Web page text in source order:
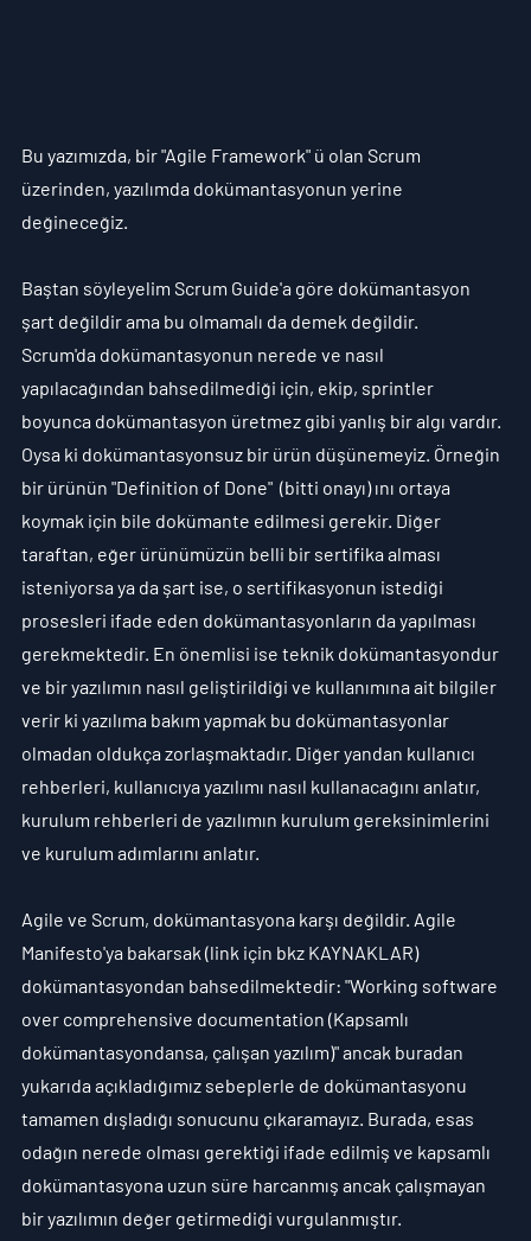
Bu yazımızda, bir "Agile Framework" ü olan Scrum
üzerinden, yazılımda dokümantasyonun yerine
değineceğiz.
Baştan söyleyelim Scrum Guide'a göre dokümantasyon
şart değildir ama bu olmamalı da demek değildir.
Scrum'da dokümantasyonun nerede ve nasıl
yapılacağından bahsedilmediği için, ekip, sprintler
boyunca dokümantasyon üretmez gibi yanlış bir algı vardır.
Oysa ki dokümantasyonsuz bir ürün düşünemeyiz. Örneğin
bir ürünün "Definition of Done"  (bitti onayı) ını ortaya
koymak için bile dokümante edilmesi gerekir. Diğer
taraftan, eğer ürünümüzün belli bir sertifika alması
isteniyorsa ya da şart ise, o sertifikasyonun istediği
prosesleri ifade eden dokümantasyonların da yapılması
gerekmektedir. En önemlisi ise teknik dokümantasyondur
ve bir yazılımın nasıl geliştirildiği ve kullanımına ait bilgiler
verir ki yazılıma bakım yapmak bu dokümantasyonlar
olmadan oldukça zorlaşmaktadır. Diğer yandan kullanıcı
rehberleri, kullanıcıya yazılımı nasıl kullanacağını anlatır,
kurulum rehberleri de yazılımın kurulum gereksinimlerini
ve kurulum adımlarını anlatır.
Agile ve Scrum, dokümantasyona karşı değildir. Agile
Manifesto'ya bakarsak (link için bkz KAYNAKLAR)
dokümantasyondan bahsedilmektedir: "Working software
over comprehensive documentation (Kapsamlı
dokümantasyondansa, çalışan yazılım)" ancak buradan
yukarıda açıkladığımız sebeplerle de dokümantasyonu
tamamen dışladığı sonucunu çıkaramayız. Burada, esas
odağın nerede olması gerektiği ifade edilmiş ve kapsamlı
dokümantasyona uzun süre harcanmış ancak çalışmayan
bir yazılımın değer getirmediği vurgulanmıştır.